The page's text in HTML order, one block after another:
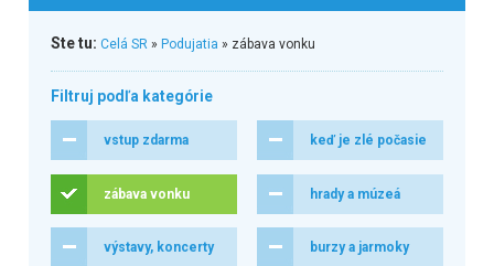
Ste tu: Celá SR» Podujatia » zábava vonku
Filtruj podľa kategórie
vstup zdarma keď je zlé počasie
zábava vonku hrady a múzeá
výstavy, koncerty burzy a jarmoky